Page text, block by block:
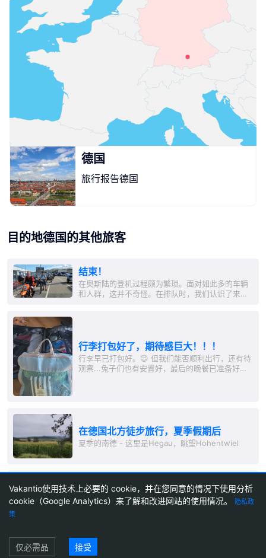
德国
旅行报告德国
目的地德国的其他旅客
结束！
在奥斯陆的登机过程颇为繁琐。面对如此多的车辆
和人群，这并不奇怪。在排队时，我们认识了来自
早晨，我们精神焕发地抵达基尔。我们迅速骑车前
往火车站，向汉堡出发。最后的25公里我们骑车
前...
行李打包好了，期待感巨大！！！
行李早已打包好。😉 但我们能否顺利出行，还有待
观察...兔子们也有安置好，最后的晚餐已准备好，
在德国北方徒步旅行，夏季假期后
夏季的南德 - 这里是Hegau，眺望Hohentwiel
Huschich werds🥶
飞往温暖的地方是众所周知且受欢迎的。 这次我们
要调转方向，朝北方，向凉爽的地方出发。前往冰
岛屿，开始探索。 酒店已经预订，行李也已经打包
好，明天的航班将起飞。 我们状态良好，期待着一
Vakantio使用技术上必要的 cookie，并在您同意的情况下使用分析
cookie（Google Analytics）来了解和改进网站的使用情况。
隐私政
策
仅必需品 接受
旅游博客 创建旅行博客 价格
数据保护